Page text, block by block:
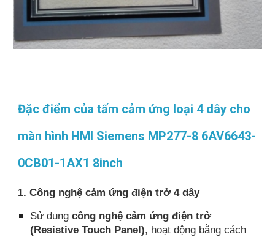
Đặc điểm của tấm cảm ứng loại 4 dây cho
màn hình HMI Siemens MP277-8 6AV6643-
0CB01-1AX1 8inch
1. Công nghệ cảm ứng điện trở 4 dây
Sử dụngcông nghệ cảm ứng điện trở
(Resistive Touch Panel), hoạt động bằng cách